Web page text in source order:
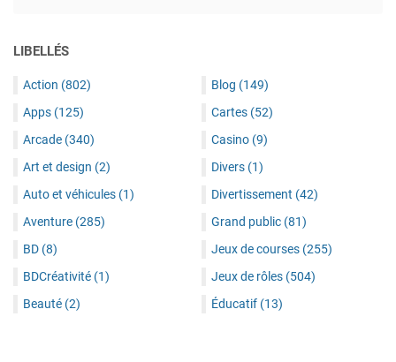
LIBELLÉS
Action (802)
Apps (125)
Arcade (340)
Art et design (2)
Auto et véhicules (1)
Aventure (285)
BD (8)
BDCréativité (1)
Beauté (2)
Blog (149)
Cartes (52)
Casino (9)
Divers (1)
Divertissement (42)
Grand public (81)
Jeux de courses (255)
Jeux de rôles (504)
Éducatif (13)